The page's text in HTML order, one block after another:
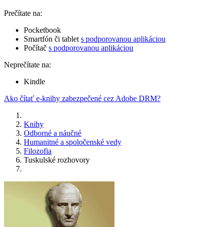
Prečítate na:
Pocketbook
Smartfón či tablet s podporovanou aplikáciou
Počítač s podporovanou aplikáciou
Neprečítate na:
Kindle
Ako čítať e-knihy zabezpečené cez Adobe DRM?
Knihy
Odborné a náučné
Humanitné a spoločenské vedy
Filozofia
Tuskulské rozhovory